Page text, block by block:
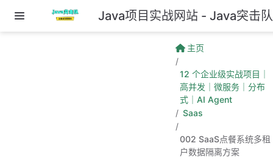
跳至主要內容 Java项目实战网站 - Java突击队
主页
12 个企业级实战项目｜
高并发｜微服务｜分布
式｜AI Agent
Saas
002 SaaS点餐系统多租
户数据隔离方案